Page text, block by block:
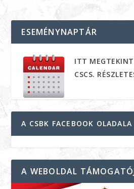
ESEMÉNYNAPTÁR
ITT
CSCS.
A CSBK FACEBOOK OLADALA
A WEBOLDAL